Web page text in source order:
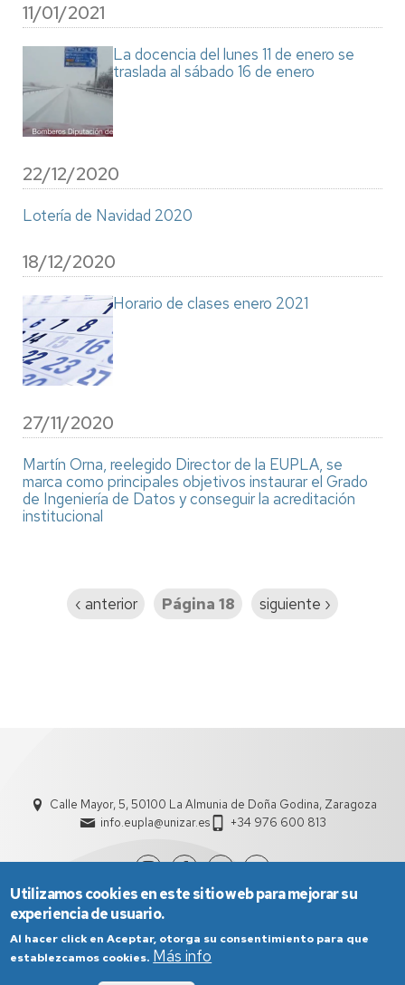
11/01/2021
La docencia del lunes 11 de enero se
traslada al sábado 16 de enero
22/12/2020
Lotería de Navidad 2020
18/12/2020
Horario de clases enero 2021
27/11/2020
Martín Orna, reelegido Director de la EUPLA, se
marca como principales objetivos instaurar el Grado
de Ingeniería de Datos y conseguir la acreditación
institucional
Página
‹ anterior Página 18
Siguiente
siguiente ›
Calle Mayor, 5, 50100 La Almunia de Doña Godina, Zaragoza
info.eupla@unizar.es
+34 976 600 813
Utilizamos cookies en este sitio web para mejorar su
experiencia de usuario.
Al hacer click en Aceptar, otorga su consentimiento para que
establezcamos cookies. Más info